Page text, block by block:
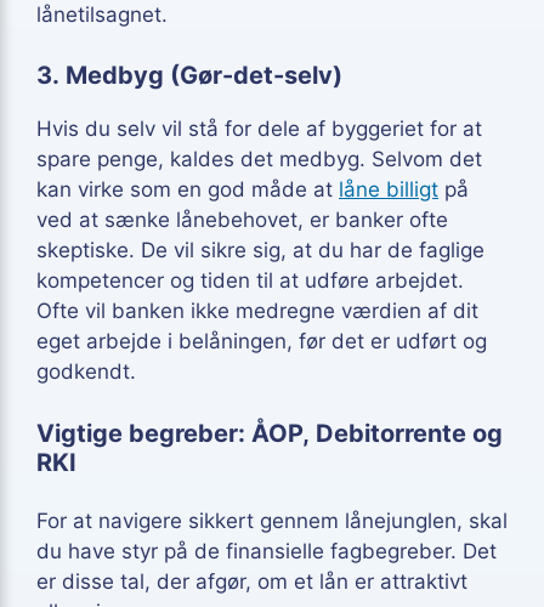
lånetilsagnet.
3. Medbyg (Gør-det-selv)
Hvis du selv vil stå for dele af byggeriet for at
spare penge, kaldes det medbyg. Selvom det
kan virke som en god måde at låne billigt på
ved at sænke lånebehovet, er banker ofte
skeptiske. De vil sikre sig, at du har de faglige
kompetencer og tiden til at udføre arbejdet.
Ofte vil banken ikke medregne værdien af dit
eget arbejde i belåningen, før det er udført og
godkendt.
Vigtige begreber: ÅOP, Debitorrente og
RKI
For at navigere sikkert gennem lånejunglen, skal
du have styr på de finansielle fagbegreber. Det
er disse tal, der afgør, om et lån er attraktivt